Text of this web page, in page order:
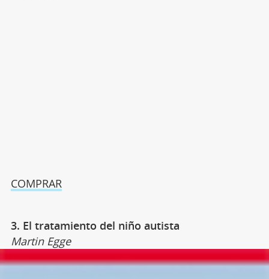
COMPRAR
3. El tratamiento del niño autista
Martin Egge